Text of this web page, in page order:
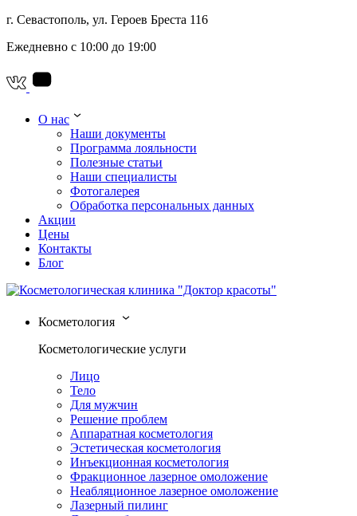
г. Севастополь, ул. Героев Бреста 116
Ежедневно с 10:00 до 19:00
О нас
Наши документы
Программа лояльности
Полезные статьи
Наши специалисты
Фотогалерея
Обработка персональных данных
Акции
Цены
Контакты
Блог
Косметология
Косметологические услуги
Лицо
Тело
Для мужчин
Решение проблем
Аппаратная косметология
Эстетическая косметология
Инъекционная косметология
Фракционное лазерное омоложение
Неабляционное лазерное омоложение
Лазерный пилинг